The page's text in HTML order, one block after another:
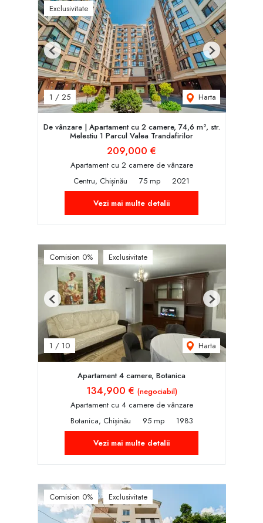
Exclusivitate
1 / 25 Harta
Previous Next
De vânzare | Apartament cu 2 camere, 74,6 m², str.
Melestiu 1 Parcul Valea Trandafirilor
209,000 €
Apartament cu 2 camere de vânzare
Centru, Chișinău
75 mp
2021
Vezi mai multe detalii
Comision 0% Exclusivitate
1 / 10 Harta
Previous Next
Apartament 4 camere, Botanica
134,900 € (negociabil)
Apartament cu 4 camere de vânzare
Botanica, Chișinău
95 mp
1983
Vezi mai multe detalii
Comision 0% Exclusivitate